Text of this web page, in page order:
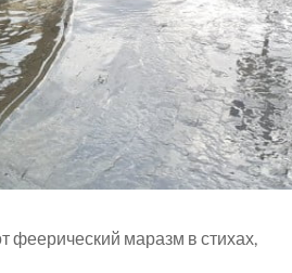
феерический маразм в стихах,